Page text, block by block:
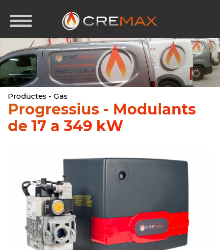
Productes -Gas
Progressius - Modulants
de 17 a 349 kW